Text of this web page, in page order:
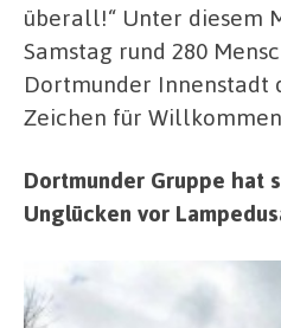
überall!“ Unter diesem
Samstag rund 280
Dortmunder Innenstadt
Zeichen für
Dortmunder Gruppe hat
Unglücken vor